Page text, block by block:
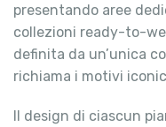
presentando aree
collezioni ready-to-
definita da un’unica
richiama i motivi
Il design di ciascun